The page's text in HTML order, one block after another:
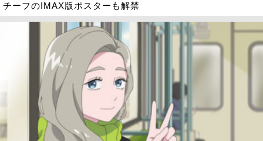
チーフのIMAX版ポスターも解禁